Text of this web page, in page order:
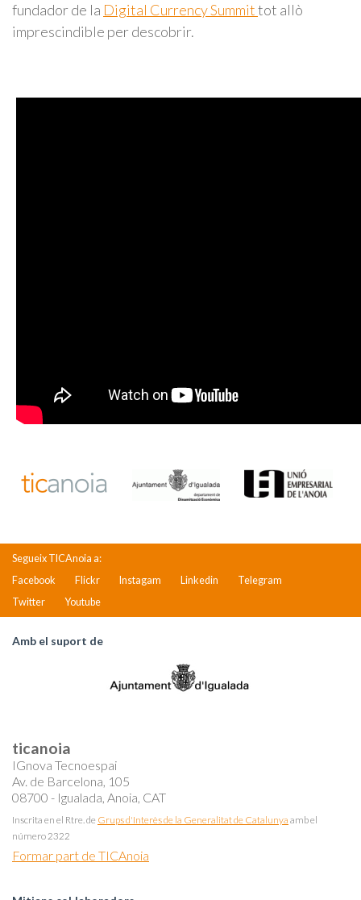
fundador de la Digital Currency Summittot allò
imprescindible per descobrir.
Segueix TICAnoia a:
Facebook
Flickr Instagam Linkedin
Telegram
Twitter
Youtube
Amb el suport de
ticanoia
IGnova Tecnoespai
Av. de Barcelona, 105
08700 - Igualada, Anoia, CAT
Inscrita en el Rtre. de Grups d'Interès de la Generalitat de Catalunya amb el
número 2322
Formar part de TICAnoia